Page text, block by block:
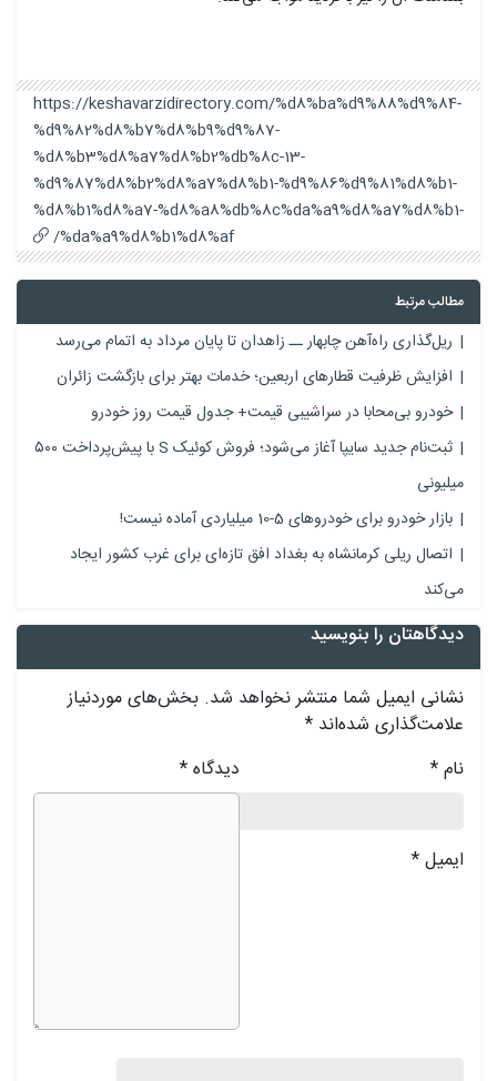
https://keshavarzidirectory.com/%d8%ba%d9%88%d9%84-
%d9%82%d8%b7%d8%b9%d9%87-
%d8%b3%d8%a7%d8%b2%db%8c-13-
%d9%87%d8%b2%d8%a7%d8%b1-%d9%86%d9%81%d8%b1-
%d8%b1%d8%a7-%d8%a8%db%8c%da%a9%d8%a7%d8%b1-
%da%a9%d8%b1%d8%af/
مطالب مرتبط
ریل‌گذاری راه‌آهن چابهار ــ زاهدان تا پایان مرداد به اتمام می‌رسد
افزایش ظرفیت قطارهای اربعین؛ خدمات بهتر برای بازگشت زائران
خودرو بی‌محابا در سراشیبی قیمت+ جدول قیمت روز خودرو
ثبت‌نام جدید سایپا آغاز می‌شود؛ فروش کوئیک S با پیش‌پرداخت ۵۰۰
میلیونی
بازار خودرو برای خودروهای 5-10 میلیاردی آماده نیست!
اتصال ریلی کرمانشاه به بغداد افق تازه‌ای برای غرب کشور ایجاد
می‌کند
دیدگاهتان را بنویسید
نشانی ایمیل شما منتشر نخواهد شد. بخش‌های موردنیاز
علامت‌گذاری شده‌اند *
دیدگاه* نام*
ایمیل*